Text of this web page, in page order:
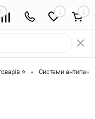
0 0
⭐ • Системи